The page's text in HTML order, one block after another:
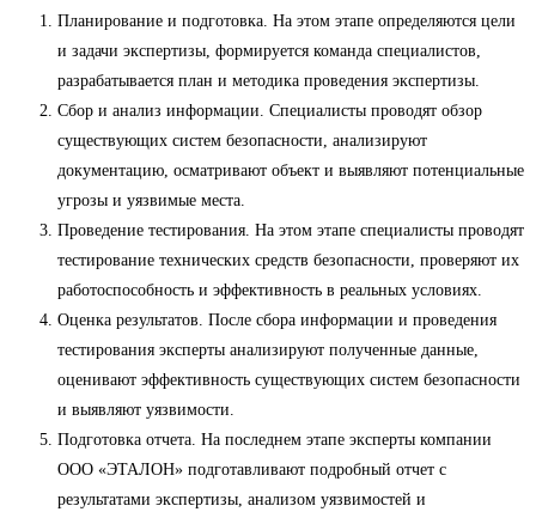
Планирование и подготовка. На этом этапе определяются цели
и задачи экспертизы, формируется команда специалистов,
разрабатывается план и методика проведения экспертизы.
Сбор и анализ информации. Специалисты проводят обзор
существующих систем безопасности, анализируют
документацию, осматривают объект и выявляют потенциальные
угрозы и уязвимые места.
Проведение тестирования. На этом этапе специалисты проводят
тестирование технических средств безопасности, проверяют их
работоспособность и эффективность в реальных условиях.
Оценка результатов. После сбора информации и проведения
тестирования эксперты анализируют полученные данные,
оценивают эффективность существующих систем безопасности
и выявляют уязвимости.
Подготовка отчета. На последнем этапе эксперты компании
ООО «ЭТАЛОН» подготавливают подробный отчет с
результатами экспертизы, анализом уязвимостей и